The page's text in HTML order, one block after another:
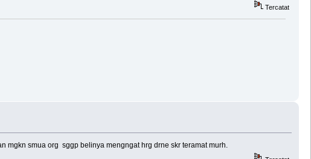
Tercatat
mgkn smua org sggp belinya mengngat hrg drne skr teramat murh.